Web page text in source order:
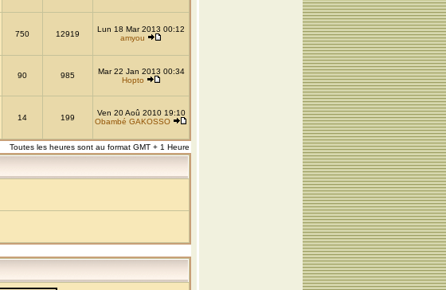
750 12919
Lun 18 Mar 2013 00:12
amyou
90 985
Mar 22 Jan 2013 00:34
Hopto
14 199
Ven 20 Aoû 2010 19:10
Obambé GAKOSSO
Toutes les heures sont au format GMT + 1 Heure